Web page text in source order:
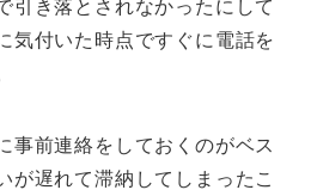
引き落とされなかったにして
気付いた時点ですぐに電話を
事前連絡をしておくのがベス
が遅れて滞納してしまったこ